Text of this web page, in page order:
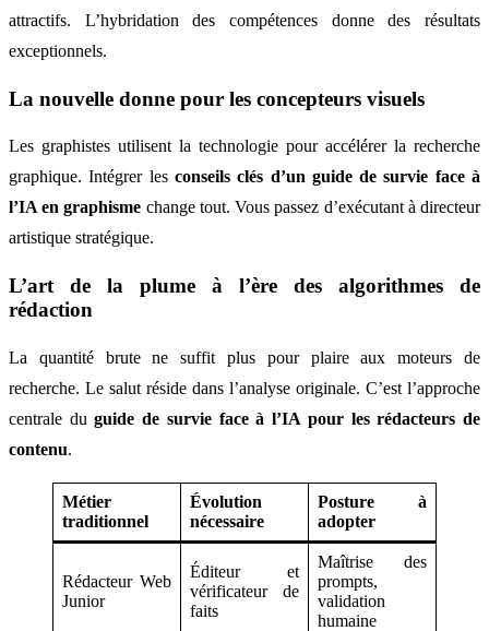
attractifs. L’hybridation des compétences donne des résultats
exceptionnels.
La nouvelle donne pour les concepteurs visuels
Les graphistes utilisent la technologie pour accélérer la recherche
graphique. Intégrer les conseils clés d’un guide de survie face à
l’IA en graphisme change tout. Vous passez d’exécutant à directeur
artistique stratégique.
L’art de la plume à l’ère des algorithmes de
rédaction
La quantité brute ne suffit plus pour plaire aux moteurs de
recherche. Le salut réside dans l’analyse originale. C’est l’approche
centrale duguide de survie face à l’IA pour les rédacteurs de
contenu.
Métier
traditionnel
Évolution
nécessaire
Posture à
adopter
Rédacteur Web
Junior
Éditeur et
vérificateur de
faits
Maîtrise des
prompts,
validation
humaine